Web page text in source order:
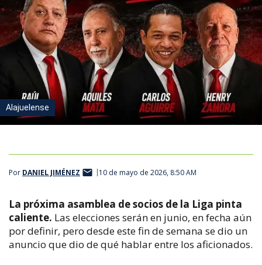
Alajuelense
Por DANIEL JIMÉNEZ 10 de mayo de 2026, 8:50 AM
La próxima asamblea de socios de la Liga pinta
caliente. Las elecciones serán en junio, en fecha aún
por definir, pero desde este fin de semana se dio un
anuncio que dio de qué hablar entre los aficionados.